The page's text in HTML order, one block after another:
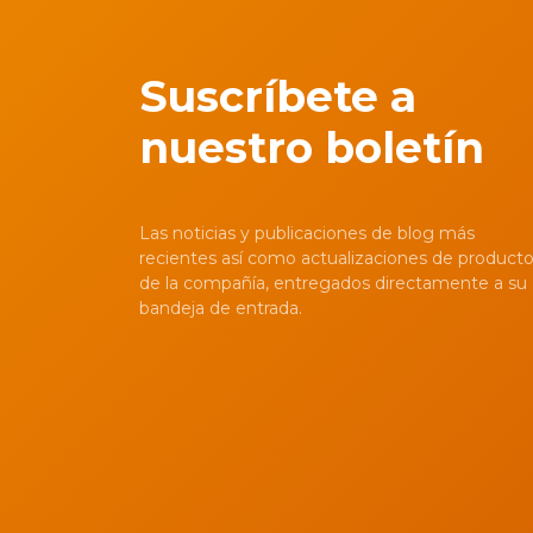
Suscríbete a
nuestro boletín
Las noticias y publicaciones de blog más
recientes así como actualizaciones de
de la compañía, entregados directamente a su
bandeja de entrada.